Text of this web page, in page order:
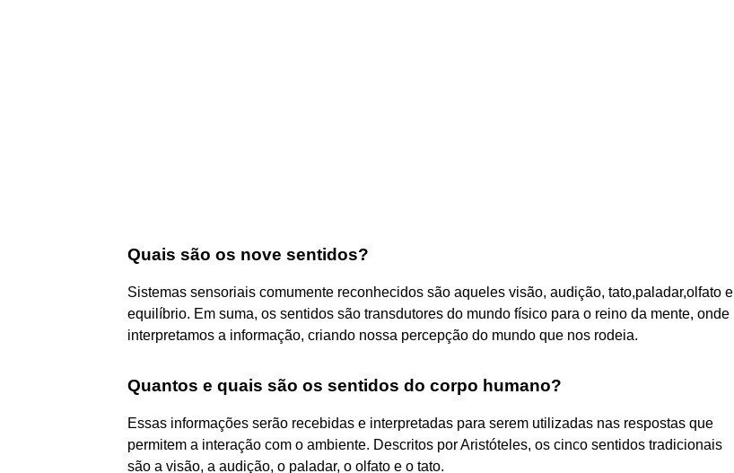
Quais são os nove sentidos?
Sistemas sensoriais comumente reconhecidos são aqueles visão, audição, tato,paladar,olfato e
equilíbrio. Em suma, os sentidos são transdutores do mundo físico para o reino da mente, onde
interpretamos a informação, criando nossa percepção do mundo que nos rodeia.
Quantos e quais são os sentidos do corpo humano?
Essas informações serão recebidas e interpretadas para serem utilizadas nas respostas que
permitem a interação com o ambiente. Descritos por Aristóteles, os cinco sentidos tradicionais
são a visão, a audição, o paladar, o olfato e o tato.